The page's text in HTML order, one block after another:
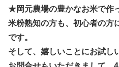
★岡元農場の豊かなお米で作
米粉熟知の方も、初心者の方
です。
そして、嬉しいことにお試し